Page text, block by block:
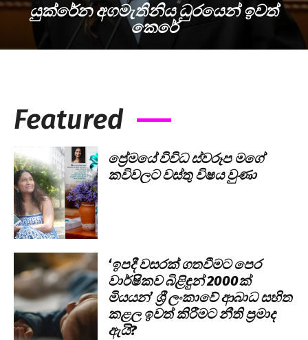
යුක්රේන අගමැතිනිය ධුරයෙන් ඉවත්
කෙරේ
Featured
ප්‍රේමයේ විවිධ ස්වරූප මගේ
කවිවලට වස්තු විෂය වුණා
‘ඉපදී වසරක් ගතවීමට පෙර
වාර්ෂිකව බිළිඳුන් 2000ක්
මියයන’ ශ්‍රී ලංකාවේ ආබාධ සහිත
කළල ඉවත් කිරීමට නීති ප්‍රමාද
ඇයි?